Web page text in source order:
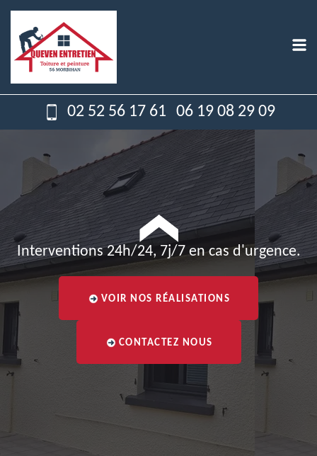
02 52 56 17 61 06 19 08 29 09
Interventions 24h/24, 7j/7 en cas d'urgence.
VOIR NOS RÉALISATIONS
CONTACTEZ NOUS